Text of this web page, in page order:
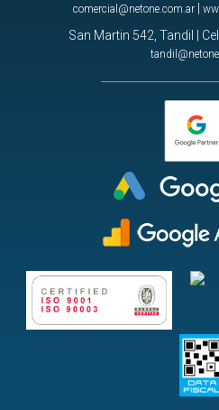
comercial@netone.com.ar|
San Martin 542, Tandil |